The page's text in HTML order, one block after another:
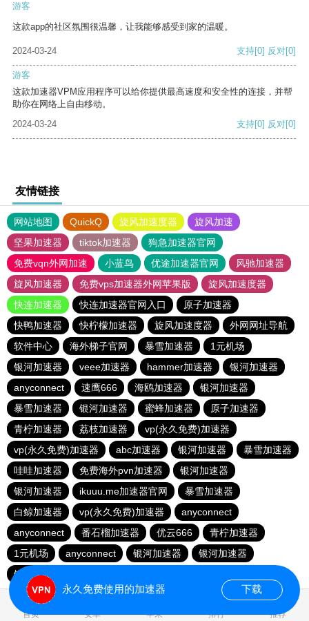
游客
这款app的社区氛围很温馨，让我能够感受到家的温暖。
2024-03-24 支持[0] 反对[0]
游客
这款加速器VPM应用程序可以给你提供最高速度和安全性的连接，并帮
助你在网络上自由移动。
2024-03-24
支持[0] 反对[0]
友情链接
网站地图 QuickQ 旋风加速度器
旋风加速
坚果加速器
tiktok加速器
狗急加速器官网
免费vqn外网加速
小蓝鸟 优途加速器官网
风驰加速器
旋风加速器
免费vps加速器外网苹果版
旋风加速度器
快连加速器
快连加速器官网入口
原子加速器
快鸭加速器
快柠檬加速器 旋风加速度器
外网网址导航
软件中心
海外梯子官网 暴雪加速器
1元机场
银河加速器
veee加速器 hammer加速器
银河加速器
anyconnect
速鹰666 海鸥加速器
银河加速器
暴雪加速器
银河加速器 蜜蜂加速器
原子加速器
青柠加速器
荔枝加速器
vp(永久免费)加速器
vp(永久免费)加速器
abc加速器 银河加速器
暴雪加速器
哇哇加速器
免费海外pvn加速器
银河加速器
银河加速器
ikuuu.me加速器官网
暴雪加速器
白鲸加速器
vp(永久免费)加速器
anyconnect
anyconnect
番石榴加速器 优云666
青柠加速器
1元机场
anyconnect 银河加速器
银河加速器
银河加速器
首页 安卓 苹果 排行 推荐
永久免费使用的加速器 下载
2.133836s